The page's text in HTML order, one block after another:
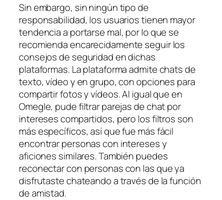
Sin embargo, sin ningún tipo de
responsabilidad, los usuarios tienen mayor
tendencia a portarse mal, por lo que se
recomienda encarecidamente seguir los
consejos de seguridad en dichas
plataformas. La plataforma admite chats de
texto, vídeo y en grupo, con opciones para
compartir fotos y vídeos. Al igual que en
Omegle, pude filtrar parejas de chat por
intereses compartidos, pero los filtros son
más específicos, así que fue más fácil
encontrar personas con intereses y
aficiones similares. También puedes
reconectar con personas con las que ya
disfrutaste chateando a través de la función
de amistad.